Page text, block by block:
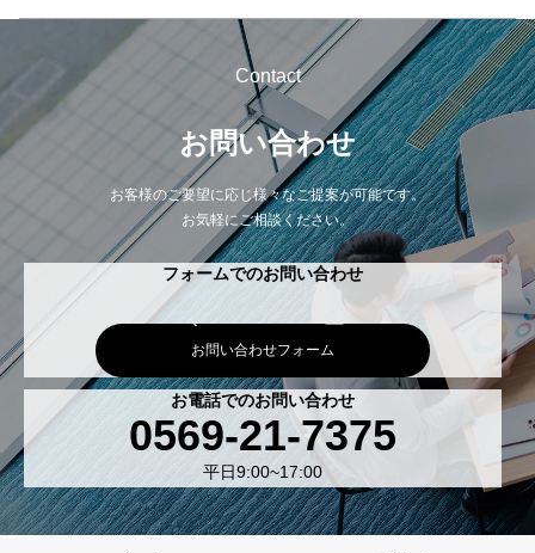
Contact
お問い合わせ
お客様のご要望に応じ様々なご提案が可能です。
お気軽にご相談ください。
フォームでのお問い合わせ
お問い合わせフォーム
お電話でのお問い合わせ
0569-21-7375
平日9:00~17:00